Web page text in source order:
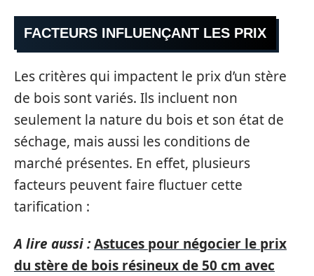
FACTEURS INFLUENÇANT LES PRIX
Les critères qui impactent le prix d’un stère
de bois sont variés. Ils incluent non
seulement la nature du bois et son état de
séchage, mais aussi les conditions de
marché présentes. En effet, plusieurs
facteurs peuvent faire fluctuer cette
tarification :
A lire aussi :Astuces pour négocier le prix
du stère de bois résineux de 50 cm avec